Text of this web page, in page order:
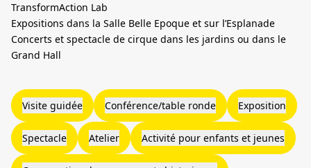
TransformAction Lab
Expositions dans la Salle Belle Epoque et sur l’Esplanade
Concerts et spectacle de cirque dans les jardins ou dans le
Grand Hall